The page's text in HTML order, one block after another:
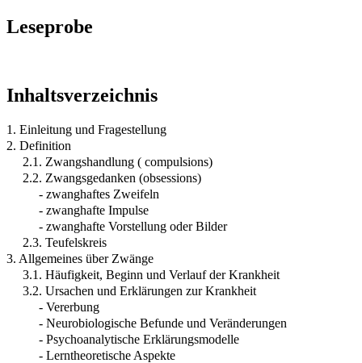
Leseprobe
Inhaltsverzeichnis
1. Einleitung und Fragestellung
2. Definition
2.1. Zwangshandlung ( compulsions)
2.2. Zwangsgedanken (obsessions)
- zwanghaftes Zweifeln
- zwanghafte Impulse
- zwanghafte Vorstellung oder Bilder
2.3. Teufelskreis
3. Allgemeines über Zwänge
3.1. Häufigkeit, Beginn und Verlauf der Krankheit
3.2. Ursachen und Erklärungen zur Krankheit
- Vererbung
- Neurobiologische Befunde und Veränderungen
- Psychoanalytische Erklärungsmodelle
- Lerntheoretische Aspekte